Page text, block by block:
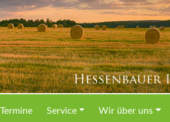
Termine Service Wir über uns